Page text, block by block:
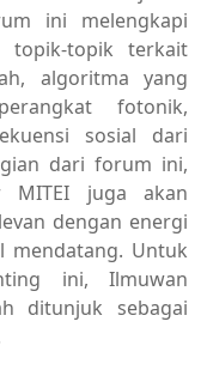
ini melengkapi
topik-topik terkait
algoritma yang
fotonik,
sosial dari
dari forum ini,
MITEI juga akan
dengan energi
mendatang. Untuk
ini, Ilmuwan
ditunjuk sebagai